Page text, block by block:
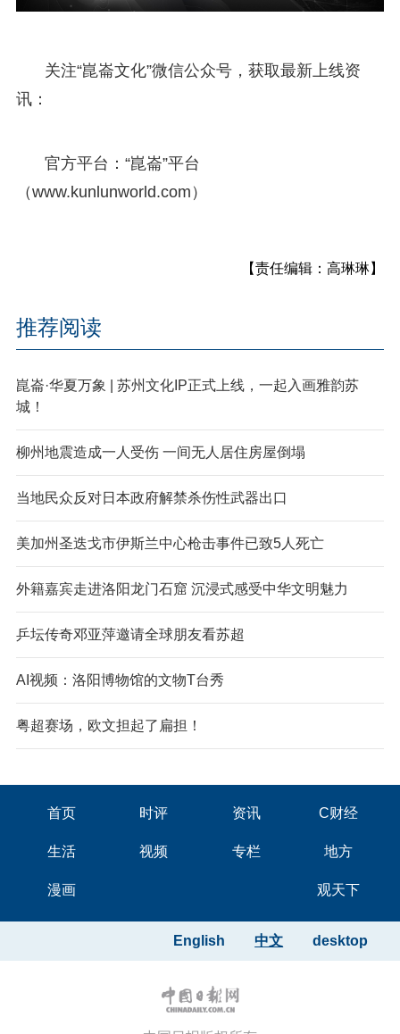
关注“崑崙文化”微信公众号，获取最新上线资
讯：
官方平台：“崑崙”平台
（www.kunlunworld.com）
【责任编辑：高琳琳】
推荐阅读
崑崙·华夏万象 | 苏州文化IP正式上线，一起入画雅韵苏
城！
柳州地震造成一人受伤 一间无人居住房屋倒塌
当地民众反对日本政府解禁杀伤性武器出口
美加州圣迭戈市伊斯兰中心枪击事件已致5人死亡
外籍嘉宾走进洛阳龙门石窟 沉浸式感受中华文明魅力
乒坛传奇邓亚萍邀请全球朋友看苏超
AI视频：洛阳博物馆的文物T台秀
粤超赛场，欧文担起了扁担！
首页 时评 资讯 C财经
生活 视频 专栏 地方
漫画 观天下
desktop
中文
English